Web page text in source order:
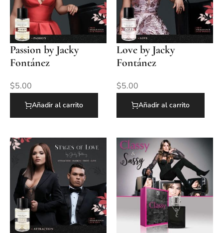
Passion by Jacky
Fontánez
$5.00
Añadir al carrito
Love by Jacky
Fontánez
$5.00
Añadir al carrito